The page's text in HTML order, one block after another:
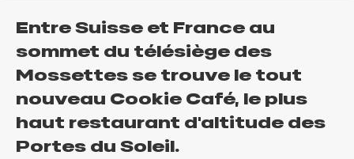
Entre Suisse et France au
sommet du télésiège des
Mossettes se trouve le tout
nouveau Cookie Café, le plus
haut restaurant d'altitude des
Portes du Soleil.